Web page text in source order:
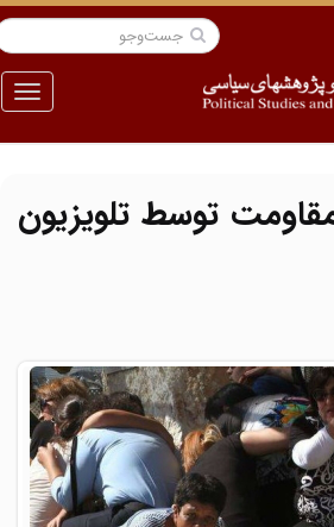
منو
توسط تلویزیون